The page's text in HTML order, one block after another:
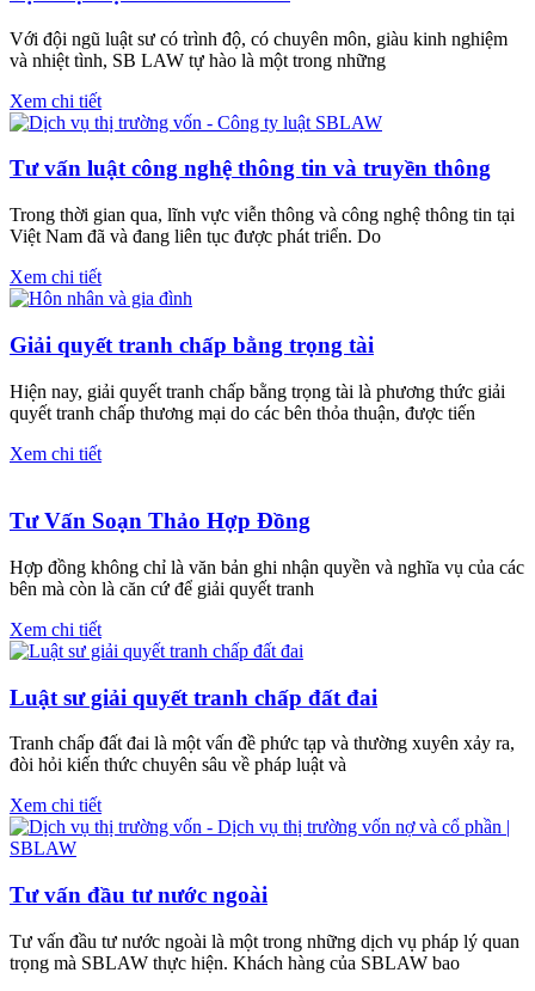
Với đội ngũ luật sư có trình độ, có chuyên môn, giàu kinh nghiệm
và nhiệt tình, SB LAW tự hào là một trong những
Xem chi tiết
Tư vấn luật công nghệ thông tin và truyền thông
Trong thời gian qua, lĩnh vực viễn thông và công nghệ thông tin tại
Việt Nam đã và đang liên tục được phát triển. Do
Xem chi tiết
Giải quyết tranh chấp bằng trọng tài
Hiện nay, giải quyết tranh chấp bằng trọng tài là phương thức giải
quyết tranh chấp thương mại do các bên thỏa thuận, được tiến
Xem chi tiết
Tư Vấn Soạn Thảo Hợp Đồng
Hợp đồng không chỉ là văn bản ghi nhận quyền và nghĩa vụ của các
bên mà còn là căn cứ để giải quyết tranh
Xem chi tiết
Luật sư giải quyết tranh chấp đất đai
Tranh chấp đất đai là một vấn đề phức tạp và thường xuyên xảy ra,
đòi hỏi kiến thức chuyên sâu về pháp luật và
Xem chi tiết
Tư vấn đầu tư nước ngoài
Tư vấn đầu tư nước ngoài là một trong những dịch vụ pháp lý quan
trọng mà SBLAW thực hiện. Khách hàng của SBLAW bao